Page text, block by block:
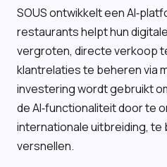
SOUS ontwikkelt een
restaurants helpt hun
vergroten, directe verkoop
klantrelaties te beheren via
investering wordt gebruikt
de AI‑functionaliteit door te
internationale uitbreiding, te
versnellen.